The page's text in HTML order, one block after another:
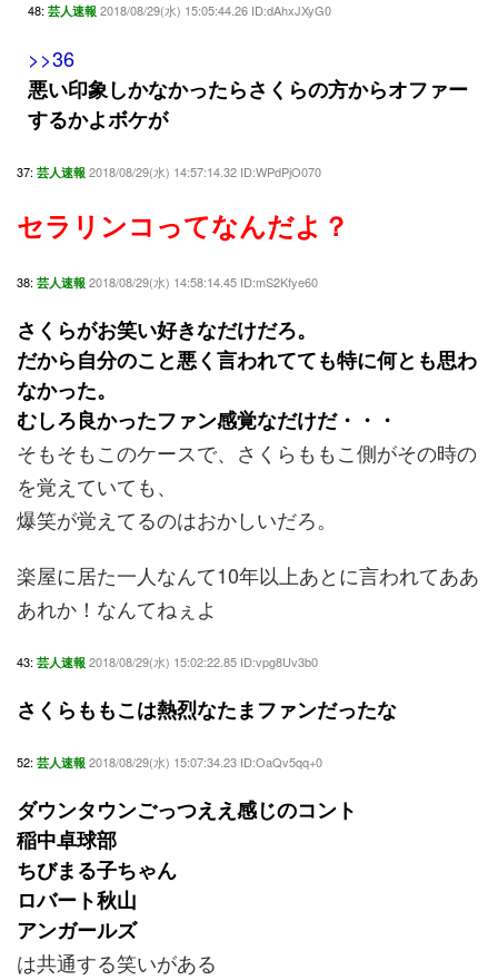
48: 芸人速報 2018/08/29(水) 15:05:44.26 ID:dAhxJXyG0
>>36
悪い印象しかなかったらさくらの方からオファー
するかよボケが
37: 芸人速報 2018/08/29(水) 14:57:14.32 ID:WPdPjO070
セラリンコってなんだよ？
38: 芸人速報 2018/08/29(水) 14:58:14.45 ID:mS2Kfye60
さくらがお笑い好きなだけだろ。
だから自分のこと悪く言われてても特に何とも思わ
なかった。
むしろ良かったファン感覚なだけだ・・・
そもそもこのケースで、さくらももこ側がその時の
を覚えていても、
爆笑が覚えてるのはおかしいだろ。
楽屋に居た一人なんて10年以上あとに言われてああ
あれか！なんてねぇよ
43: 芸人速報 2018/08/29(水) 15:02:22.85 ID:vpg8Uv3b0
さくらももこは熱烈なたまファンだったな
52: 芸人速報 2018/08/29(水) 15:07:34.23 ID:OaQv5qq+0
ダウンタウンごっつええ感じのコント
稲中卓球部
ちびまる子ちゃん
ロバート秋山
アンガールズ
は共通する笑いがある